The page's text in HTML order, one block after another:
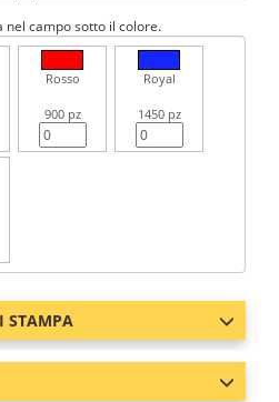
nel campo sotto il colore.
Rosso
900 pz
Royal
1450 pz
STAMPA